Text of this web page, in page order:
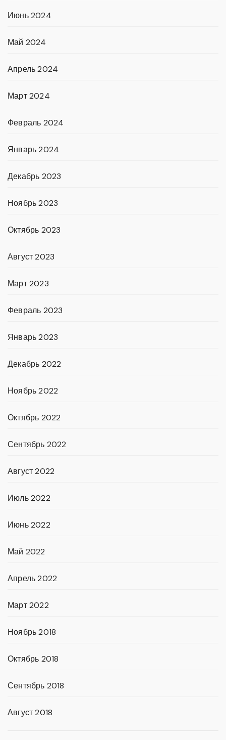
Июнь 2024
Май 2024
Апрель 2024
Март 2024
Февраль 2024
Январь 2024
Декабрь 2023
Ноябрь 2023
Октябрь 2023
Август 2023
Март 2023
Февраль 2023
Январь 2023
Декабрь 2022
Ноябрь 2022
Октябрь 2022
Сентябрь 2022
Август 2022
Июль 2022
Июнь 2022
Май 2022
Апрель 2022
Март 2022
Ноябрь 2018
Октябрь 2018
Сентябрь 2018
Август 2018